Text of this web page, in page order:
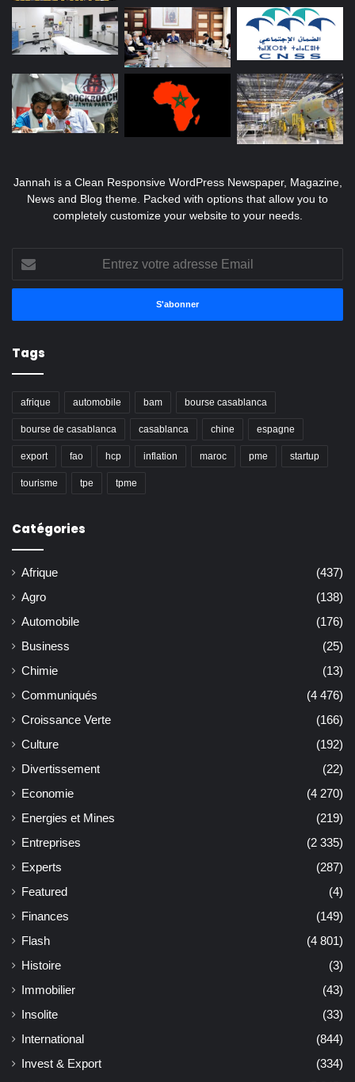
Jannah is a Clean Responsive WordPress Newspaper, Magazine,
News and Blog theme. Packed with options that allow you to
completely customize your website to your needs.
votre
adresse
Tags
afrique automobile bam bourse casablanca
bourse de casablanca casablanca chine espagne
export fao hcp inflation maroc pme startup
tourisme tpe tpme
Catégories
Afrique
(437)
Agro
(138)
Automobile
(176)
Business
(25)
Chimie
(13)
Communiqués
(4 476)
Croissance Verte
(166)
Culture
(192)
Divertissement
(22)
Economie
(4 270)
Energies et Mines
(219)
Entreprises
(2 335)
Experts
(287)
Featured
(4)
Finances
(149)
Flash
(4 801)
Histoire
(3)
Immobilier
(43)
Insolite
(33)
International
(844)
Invest & Export
(334)